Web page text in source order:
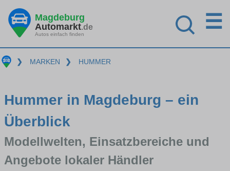
Magdeburg
Automarkt.de
Autos einfach finden
☰
❯ MARKEN ❯ HUMMER
Hummer in Magdeburg – ein
Überblick
Modellwelten, Einsatzbereiche und
Angebote lokaler Händler